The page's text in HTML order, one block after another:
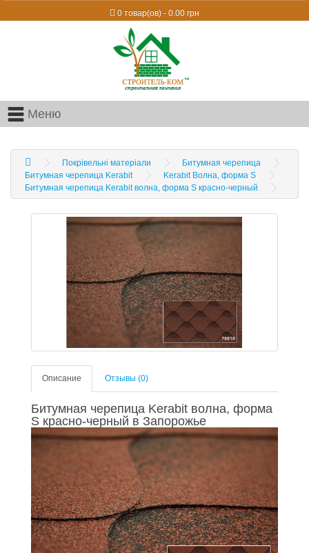
0 товар(ов) - 0.00 грн
Меню
Покрівельні матеріали
Битумная черепица
Битумная черепица Kerabit
Kerabit Волна, форма S
Битумная черепица Kerabit волна, форма S красно-черный
Описание Отзывы (0)
Битумная черепица Kerabit волна, форма
S красно-черный в Запорожье